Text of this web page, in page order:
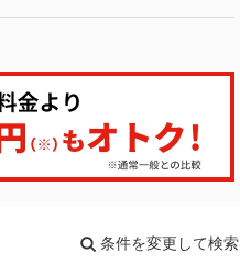
条件を変更して検索